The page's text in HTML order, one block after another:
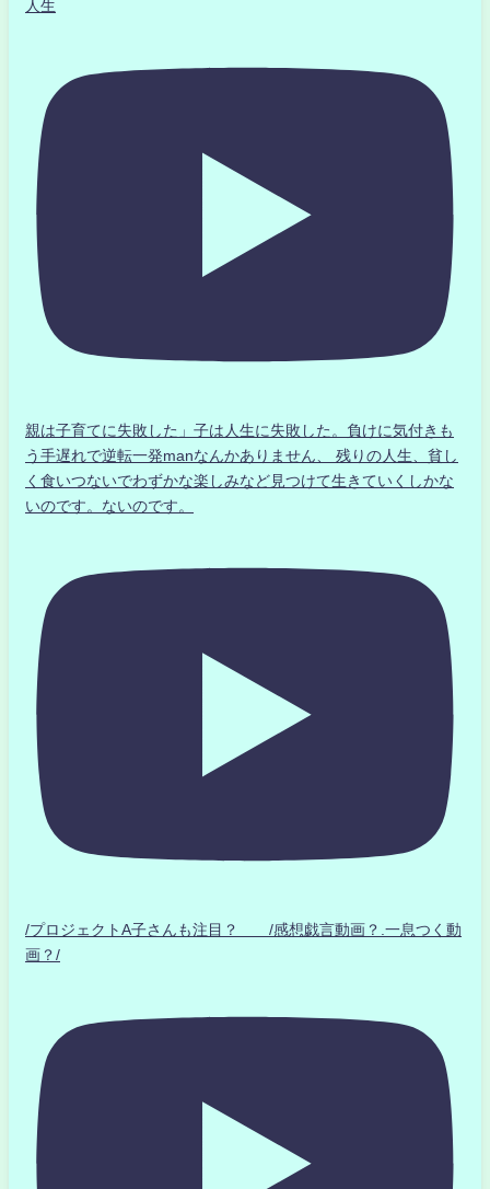
人生
親は子育てに失敗した」子は人生に失敗した。負けに気付きも
う手遅れで逆転一発manなんかありません、 残りの人生、貧し
く食いつないでわずかな楽しみなど見つけて生きていくしかな
いのです。ないのです。
/プロジェクトA子さんも注目？ /感想戯言動画？.一息つく動
画？/